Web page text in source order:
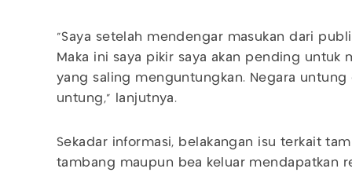
"Saya setelah mendengar masukan dari
Maka ini saya pikir saya akan pending untuk
yang saling menguntungkan. Negara untung
untung," lanjutnya.
Sekadar informasi, belakangan isu terkait
tambang maupun bea keluar mendapatkan